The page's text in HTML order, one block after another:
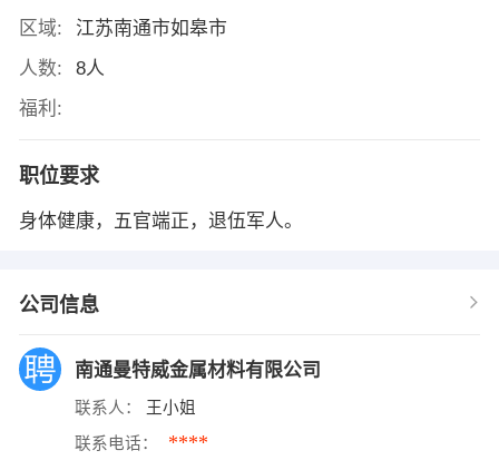
区域:
江苏南通市如皋市
人数:
8人
福利:
职位要求
身体健康，五官端正，退伍军人。
公司信息
南通曼特威金属材料有限公司
联系人： 王小姐
联系电话： ****